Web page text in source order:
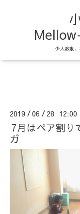
少人数制
2019 /06 / 28 12:00
7月はペア割
ガ